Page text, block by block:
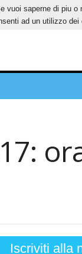
Iscriviti alla
saperne di piu
ad un utilizzo dei